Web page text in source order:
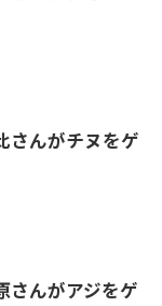
さんがチヌをゲ
さんがアジをゲ